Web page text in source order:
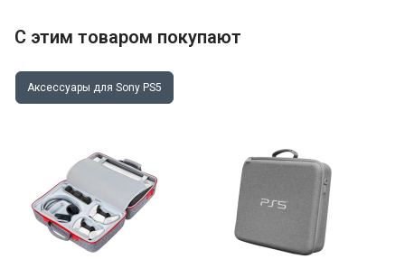
С этим товаром покупают
Аксессуары для Sony PS5